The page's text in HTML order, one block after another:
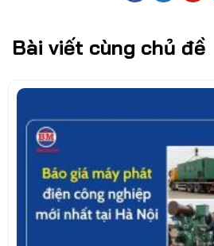
Bài viết cùng chủ đề